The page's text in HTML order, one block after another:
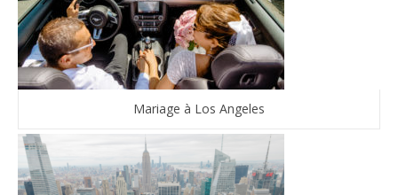
Mariage à Los Angeles